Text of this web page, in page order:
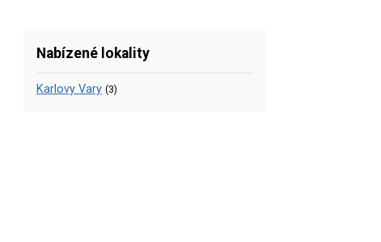
Nabízené lokality
Karlovy Vary (3)